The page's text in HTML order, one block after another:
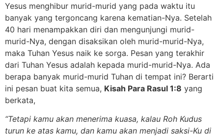
Yesus menghibur murid-murid yang pada waktu itu
banyak yang tergoncang karena kematian-Nya. Setelah
40 hari menampakkan diri dan mengunjungi murid-
murid-Nya, dengan disaksikan oleh murid-murid-Nya,
maka Tuhan Yesus naik ke sorga. Pesan yang terakhir
dari Tuhan Yesus adalah kepada murid-murid-Nya. Ada
berapa banyak murid-murid Tuhan di tempat ini? Berarti
ini pesan buat kita semua, Kisah Para Rasul 1:8 yang
berkata,
“Tetapi kamu akan menerima kuasa, kalau Roh Kudus
turun ke atas kamu, dan kamu akan menjadi saksi-Ku di